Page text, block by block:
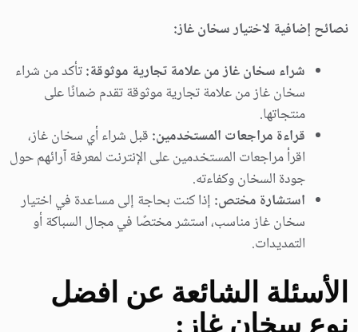
نصائح إضافية لاختيار سخان غاز:
شراء سخان غاز من علامة تجارية موثوقة:تأكد من شراء
سخان غاز من علامة تجارية موثوقة تقدم ضمانًا على
منتجاتها.
قراءة مراجعات المستخدمين: قبل شراء أي سخان غاز،
اقرأ مراجعات المستخدمين على الإنترنت لمعرفة آرائهم حول
جودة السخان وكفاءته.
استشارة مختص: إذا كنت بحاجة إلى مساعدة في اختيار
سخان غاز مناسب، استشر مختصًا في مجال السباكة أو
التمديدات.
الأسئلة الشائعة عن افضل
نوع سخان غاز: